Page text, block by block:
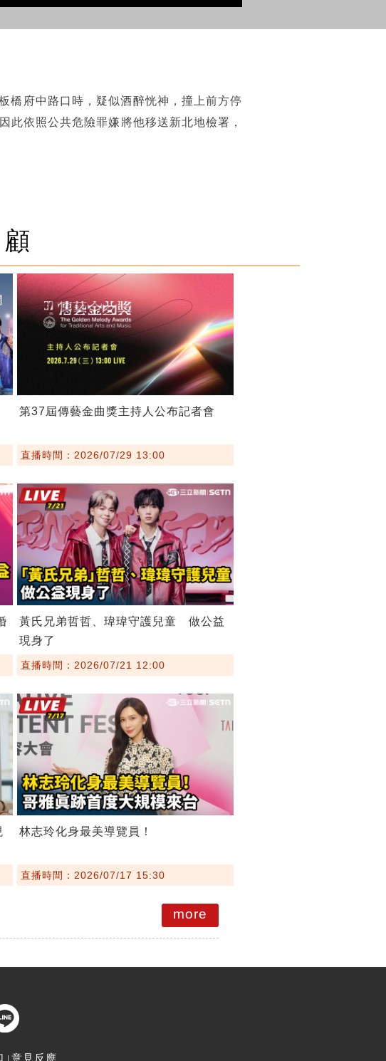
橋府中路口時，疑似酒醉恍神，撞上前方停
依照公共危險罪嫌將他移送新北地檢署，
第37屆傳藝金曲獎主持人公布記者會
直播時間：2026/07/29 13:00
黃氏兄弟哲哲、瑋瑋守護兒童 做公益
現身了
直播時間：2026/07/21 12:00
林志玲化身最美導覽員！
直播時間：2026/07/17 15:30
more
意見反應